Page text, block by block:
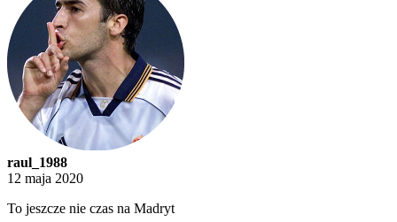
raul_1988
12 maja 2020
To jeszcze nie czas na Madryt